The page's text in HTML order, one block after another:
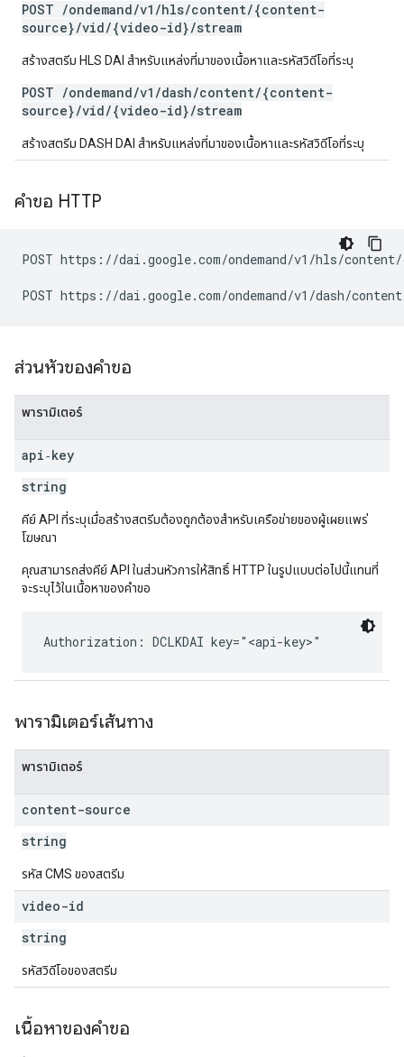
POST /ondemand/v1 /hls/content/{content-
source}/vid/{video-id}/stream
สร้างสตรีม HLS DAI สำหรับแหล่งที่มาของเนื้อหาและรหัสวิดีโอที่ระบุ
POST /ondemand/v1/dash/content/{content-
source}/vid/{video-id}/stream
สร้างสตรีม DASH DAI สำหรับแหล่งที่มาของเนื้อหาและรหัสวิดีโอที่ระบุ
คำขอ HTTP
POST https://dai.google.com/ondemand/v1/hls/
ส่วนหัวของคำขอ
พารามิเตอร์
api‑key
string
คีย์ API ที่ระบุเมื่อสร้างสตรีมต้องถูกต้องสำหรับเครือข่ายของผู้เผยแพร่
โฆษณา
คุณสามารถส่งคีย์ API ในส่วนหัวการให้สิทธิ์ HTTP ในรูปแบบต่อไปนี้แทนที่
จะระบุไว้ในเนื้อหาของคำขอ
Authorization: DCLKDAI key="<api-key>"
พารามิเตอร์เส้นทาง
พารามิเตอร์
content-source
string
รหัส CMS ของสตรีม
video-id
string
รหัสวิดีโอของสตรีม
เนื้อหาของคำขอ